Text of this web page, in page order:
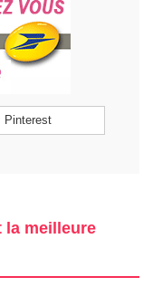
Pinterest
la meilleure